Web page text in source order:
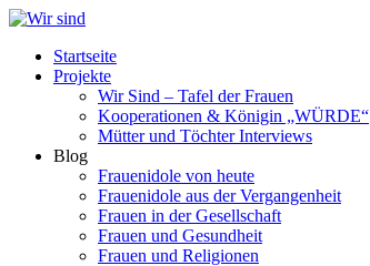
Zum
springenStartseite
Projekte
Wir Sind – Tafel der Frauen
Kooperationen & Königin „WÜRDE“
Mütter und Töchter Interviews
Blog
Frauenidole von heute
Frauenidole aus der Vergangenheit
Frauen in der Gesellschaft
Frauen und Gesundheit
Frauen und Religionen